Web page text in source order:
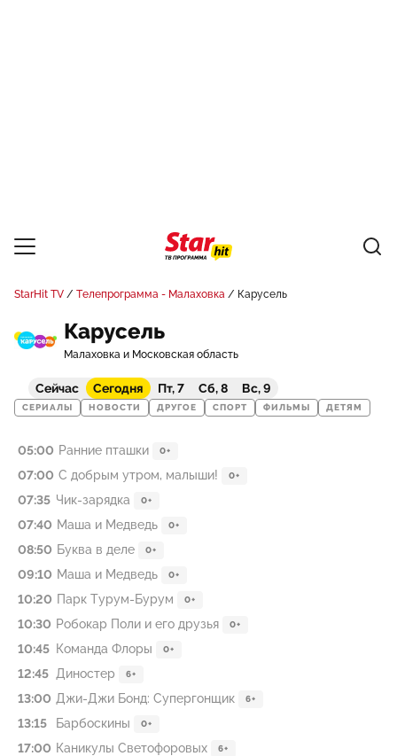
StarHit TV Телепрограмма - Малаховка Карусель
Карусель
Малаховка и Московская область
Сейчас Сегодня Пт, 7 Сб, 8 Вс, 9
СЕРИАЛЫ НОВОСТИ ДРУГОЕ СПОРТ ФИЛЬМЫ ДЕТЯМ
05:00 Ранние пташки 0+
07:00 С добрым утром, малыши! 0+
07:35 Чик-зарядка 0+
07:40 Маша и Медведь 0+
08:50 Буква в деле 0+
09:10 Маша и Медведь 0+
10:20 Парк Турум-Бурум 0+
10:30 Робокар Поли и его друзья 0+
10:45 Команда Флоры 0+
12:45 Диностер 6+
13:00 Джи-Джи Бонд: Супергонщик 6+
13:15 Барбоскины 0+
17:00 Каникулы Светофоровых 6+